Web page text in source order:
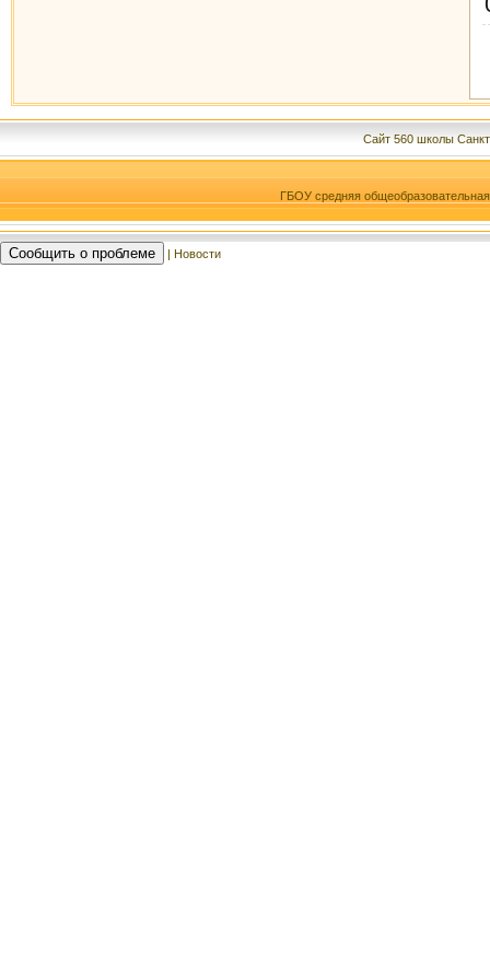
Сайт 560 школы
ГБОУ средняя
Сообщить о проблеме | Новости